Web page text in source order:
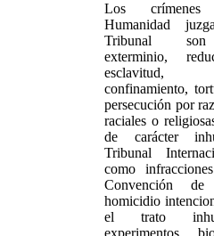
Los
Humanidad
Tribunal son
exterminio,
esclavitud,
confinamiento,
persecución por
raciales o
de carácter
Tribunal
como
Convención
homicidio
el trato
experimentos